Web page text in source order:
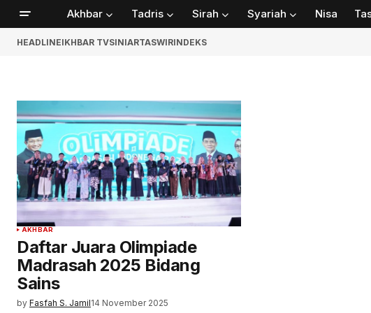
Akhbar Tadris Sirah Syariah Nisa
HEADLINEIKHBAR TVSINIARTASWIRINDEKS
AKHBAR
Daftar Juara Olimpiade
Madrasah 2025 Bidang
Sains
by Fasfah S. Jamil14 November 2025